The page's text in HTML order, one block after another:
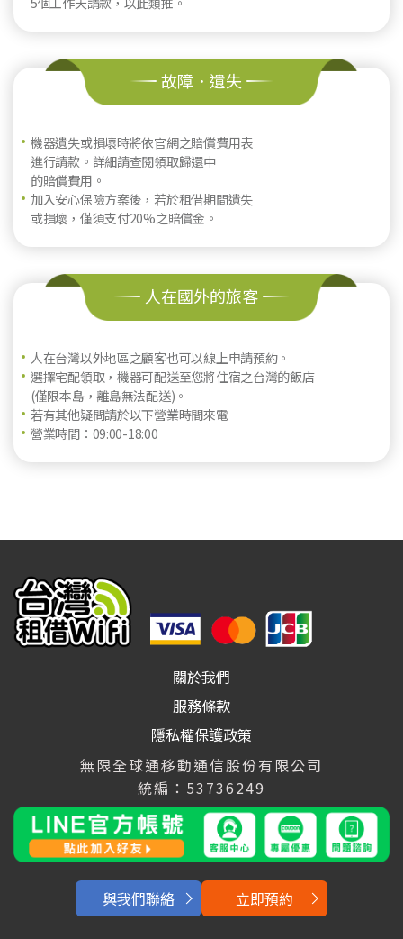
故障．遺失
機器遺失或損壞時將依官網之賠償費用表
進行請款。詳細請查閱領取歸還中
的賠償費用。
加入安心保險方案後，若於租借期間遺失
或損壞，僅須支付20%之賠償金。
人在國外的旅客
人在台灣以外地區之顧客也可以線上申請預約。
選擇宅配領取，機器可配送至您將住宿之台灣的飯店
(僅限本島，離島無法配送)。
若有其他疑問請於以下營業時間來電
營業時間：09:00-18:00
關於我們
服務條款
隱私權保護政策
無限全球通移動通信股份有限公司
統編：53736249
與我們聯絡 立即預約